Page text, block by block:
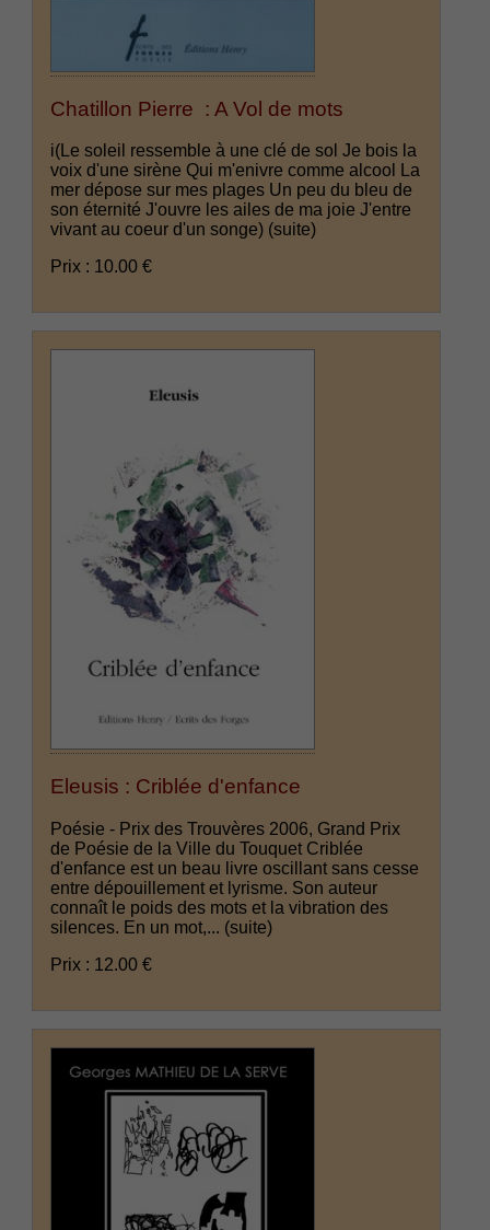
Chatillon Pierre : A Vol de mots
i(Le soleil ressemble à une clé de sol Je bois la
voix d'une sirène Qui m'enivre comme alcool La
mer dépose sur mes plages Un peu du bleu de
son éternité J'ouvre les ailes de ma joie J'entre
vivant au coeur d'un songe) (suite)
Prix : 10.00 €
Eleusis : Criblée d'enfance
Poésie - Prix des Trouvères 2006, Grand Prix
de Poésie de la Ville du Touquet Criblée
d'enfance est un beau livre oscillant sans cesse
entre dépouillement et lyrisme. Son auteur
connaît le poids des mots et la vibration des
silences. En un mot,... (suite)
Prix : 12.00 €